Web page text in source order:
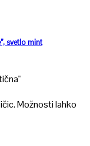
svetlo mint
Možnosti lahko